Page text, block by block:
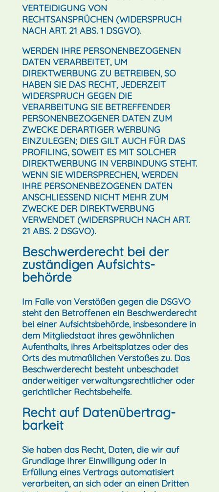
VERTEIDIGUNG VON
RECHTSANSPRÜCHEN (WIDERSPRUCH
NACH ART. 21 ABS. 1 DSGVO).
WERDEN IHRE PERSONENBEZOGENEN
DATEN VERARBEITET, UM
DIREKTWERBUNG ZU BETREIBEN, SO
HABEN SIE DAS RECHT, JEDERZEIT
WIDERSPRUCH GEGEN DIE
VERARBEITUNG SIE BETREFFENDER
PERSONENBEZOGENER DATEN ZUM
ZWECKE DERARTIGER WERBUNG
EINZULEGEN; DIES GILT AUCH FÜR DAS
PROFILING, SOWEIT ES MIT SOLCHER
DIREKTWERBUNG IN VERBINDUNG STEHT.
WENN SIE WIDERSPRECHEN, WERDEN
IHRE PERSONENBEZOGENEN DATEN
ANSCHLIESSEND NICHT MEHR ZUM
ZWECKE DER DIREKTWERBUNG
VERWENDET (WIDERSPRUCH NACH ART.
21 ABS. 2 DSGVO).
Beschwerde­recht bei der
zuständigen Aufsichts­
behörde
Im Falle von Verstößen gegen die DSGVO
steht den Betroffenen ein Beschwerderecht
bei einer Aufsichtsbehörde, insbesondere in
dem Mitgliedstaat ihres gewöhnlichen
Aufenthalts, ihres Arbeitsplatzes oder des
Orts des mutmaßlichen Verstoßes zu. Das
Beschwerderecht besteht unbeschadet
anderweitiger verwaltungsrechtlicher oder
gerichtlicher Rechtsbehelfe.
Recht auf Daten­übertrag­
barkeit
Sie haben das Recht, Daten, die wir auf
Grundlage Ihrer Einwilligung oder in
Erfüllung eines Vertrags automatisiert
verarbeiten, an sich oder an einen Dritten